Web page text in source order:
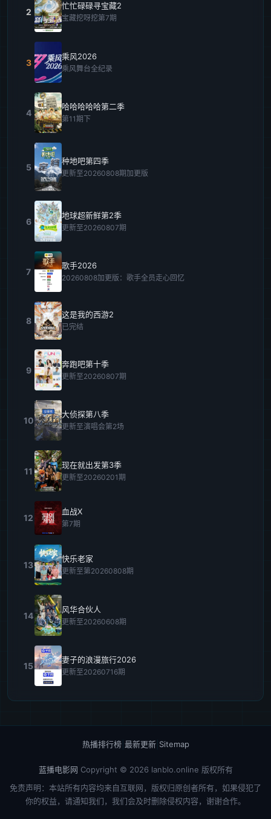
2
忙忙碌碌寻宝藏2
宝藏挖呀挖第7期
3
乘风2026
乘风舞台全纪录
4
哈哈哈哈哈第二季
第11期下
5
种地吧第四季
更新至20260808期加更版
6
地球超新鲜第2季
更新至20260807期
7
歌手2026
20260808加更版：歌手全员走心回忆
8
这是我的西游2
已完结
9
奔跑吧第十季
更新至20260807期
10
大侦探第八季
更新至演唱会第2场
11
现在就出发第3季
更新至20260201期
12
血战X
第7期
13
快乐老家
更新至第20260808期
14
风华合伙人
更新至20260608期
15
妻子的浪漫旅行2026
更新至20260716期
热播排行榜| 最新更新| Sitemap
蓝播电影网 Copyright © 2026 lanblo.online 版权所有
免责声明：本站所有内容均来自互联网，版权归原创者所有，如果侵犯了
你的权益，请通知我们，我们会及时删除侵权内容，谢谢合作。